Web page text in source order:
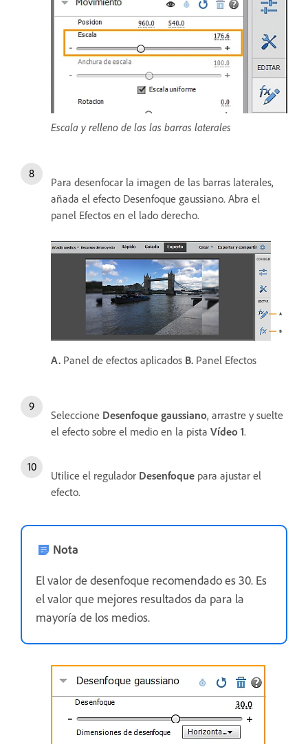
Escala y relleno de las las barras laterales
Para desenfocar la imagen de las barras laterales,
añada el efecto Desenfoque gaussiano. Abra el
panel Efectos en el lado derecho.
A. Panel de efectos aplicados B. Panel Efectos
Seleccione Desenfoque gaussiano, arrastre y suelte
el efecto sobre el medio en la pista Vídeo 1.
Utilice el regulador Desenfoque para ajustar el
efecto.
Nota
El valor de desenfoque recomendado es 30. Es
el valor que mejores resultados da para la
mayoría de los medios.